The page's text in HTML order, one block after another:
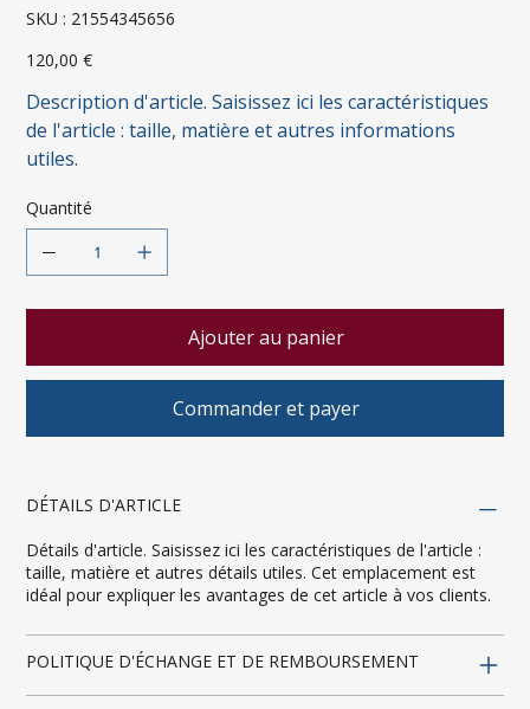
SKU : SKU
21554345656
21554345656
Prix
120,00 €
Description d'article. Saisissez ici les caractéristiques
de l'article : taille, matière et autres informations
utiles.
Quantité
Ajouter au panier
Commander et payer
DÉTAILS D'ARTICLE
Détails d'article. Saisissez ici les caractéristiques de l'article :
taille, matière et autres détails utiles. Cet emplacement est
idéal pour expliquer les avantages de cet article à vos clients.
POLITIQUE D'ÉCHANGE ET DE REMBOURSEMENT